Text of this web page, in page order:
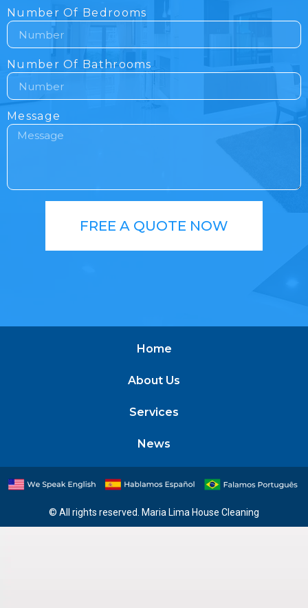
Number Of Bedrooms
Number Of Bathrooms
Message
FREE A QUOTE NOW
Home
About Us
Services
News
© All rights reserved. Maria Lima House Cleaning